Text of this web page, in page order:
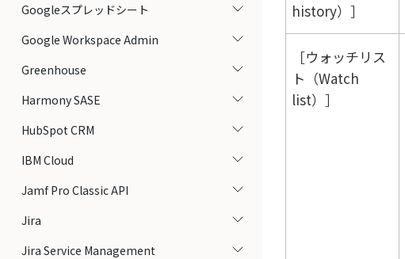
Googleスプレッドシート
Google Workspace Admin
Greenhouse
Harmony SASE
HubSpot CRM
IBM Cloud
Jamf Pro Classic API
Jira
Jira Service Management
history）
ウォッチリス
ト（Watch
list）